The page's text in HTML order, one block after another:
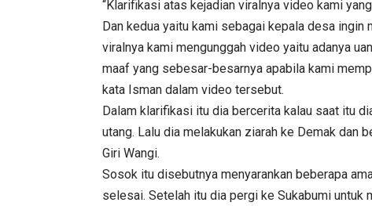
“Klarifikasi atas kejadian viralnya video kami
Dan kedua yaitu kami sebagai kepala desa
viralnya kami mengunggah video yaitu adanya
maaf yang sebesar-besarnya apabila kami
kata Isman dalam video tersebut.
Dalam klarifikasi itu dia bercerita kalau saat itu
utang. Lalu dia melakukan ziarah ke Demak dan
Giri Wangi.
Sosok itu disebutnya menyarankan beberapa
selesai. Setelah itu dia pergi ke Sukabumi untuk